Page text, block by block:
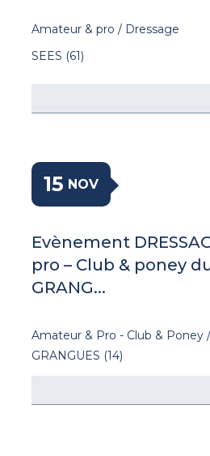
Amateur & pro / Dressage
SEES (61)
15 NOV
Evènement
pro – Club & poney
GRANG...
Amateur & Pro - Club & Poney
GRANGUES (14)